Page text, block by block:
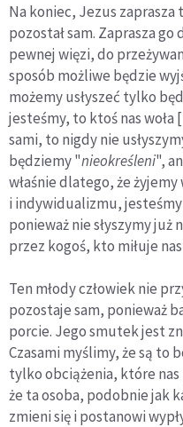
Na koniec, Jezus zaprasza
pozostał sam. Zaprasza
pewnej więzi, do
sposób możliwe będzie
możemy usłyszeć tylko
jesteśmy, to ktoś nas
sami, to nigdy nie
będziemy "nieokreśleni",
właśnie dlatego, że
i indywidualizmu,
ponieważ nie słyszymy już
przez kogoś, kto miłuje
Ten młody człowiek nie
pozostaje sam, ponieważ
porcie. Jego smutek jest
Czasami myślimy, że są to
tylko obciążenia, które
że ta osoba, podobnie jak
zmieni się i postanowi